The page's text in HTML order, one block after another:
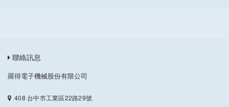
聯絡訊息
羅得電子機械股份有限公司
408 台中市工業區22路29號